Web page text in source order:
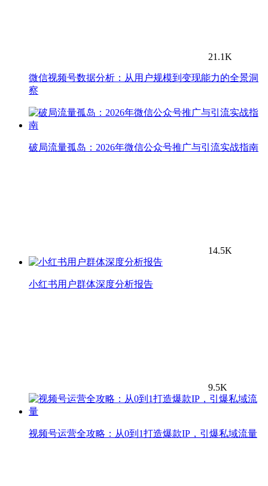
21.1K
微信视频号数据分析：从用户规模到变现能力的全景洞
察
破局流量孤岛：2026年微信公众号推广与引流实战指南
14.5K
小红书用户群体深度分析报告
9.5K
视频号运营全攻略：从0到1打造爆款IP，引爆私域流量